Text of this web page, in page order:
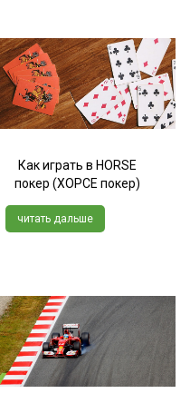
Как играть в HORSE
покер (ХОРСЕ покер)
читать дальше